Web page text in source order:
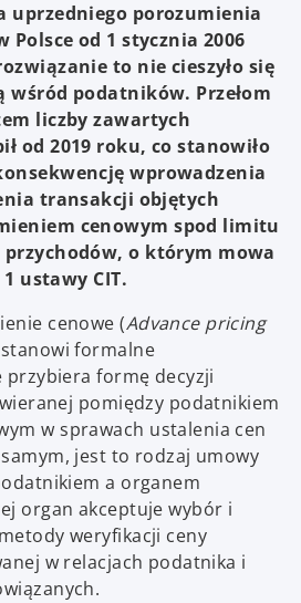
uprzedniego porozumienia
Polsce od 1 stycznia 2006
to nie cieszyło się
wśród podatników. Przełom
liczby zawartych
od 2019 roku, co stanowiło
wprowadzenia
transakcji objętych
cenowym spod limitu
o którym mowa
ustawy CIT.
cenowe (Advance pricing
formalne
formę decyzji
pomiędzy podatnikiem
w sprawach ustalenia cen
jest to rodzaj umowy
a organem
organ akceptuje wybór i
weryfikacji ceny
w relacjach podatnika i